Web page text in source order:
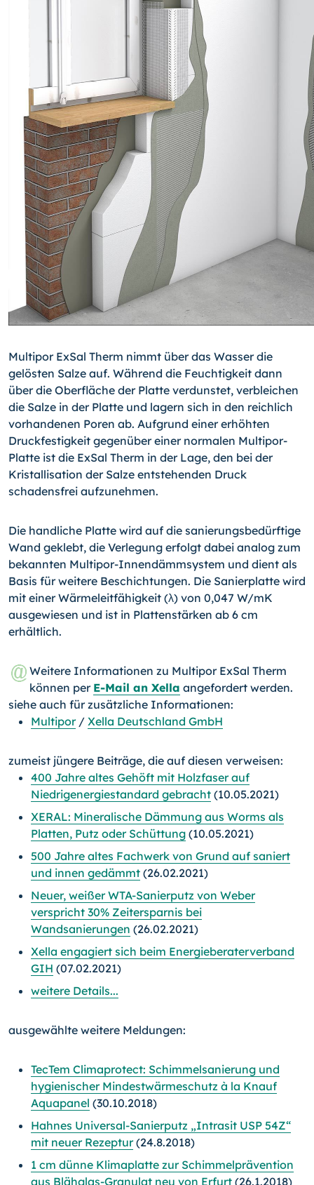
Multipor ExSal Therm nimmt über das Wasser die
gelösten Salze auf. Während die Feuchtigkeit dann
über die Oberfläche der Platte verdunstet, verbleichen
die Salze in der Platte und lagern sich in den reichlich
vorhandenen Poren ab. Aufgrund einer erhöhten
Druckfestigkeit gegenüber einer normalen Multipor-
Platte ist die ExSal Therm in der Lage, den bei der
Kristallisation der Salze entstehenden Druck
schadensfrei aufzunehmen.
Die handliche Platte wird auf die sanierungsbedürftige
Wand geklebt, die Verlegung erfolgt dabei analog zum
bekannten Multipor-Innendämmsystem und dient als
Basis für weitere Beschichtungen. Die Sanierplatte wird
mit einer Wärmeleitfähigkeit (λ) von 0,047 W/mK
ausgewiesen und ist in Plattenstärken ab 6 cm
erhältlich.
Weitere Informationen zu Multipor ExSal Therm
können per E-Mail an Xella angefordert werden.
siehe auch für zusätzliche Informationen:
Multipor/ Xella Deutschland GmbH
zumeist jüngere Beiträge, die auf diesen verweisen:
400 Jahre altes Gehöft mit Holzfaser auf
Niedrigenergiestandard gebracht (10.05.2021)
XERAL: Mineralische Dämmung aus Worms als
Platten, Putz oder Schüttung (10.05.2021)
500 Jahre altes Fachwerk von Grund auf saniert
und innen gedämmt (26.02.2021)
Neuer, weißer WTA-Sanierputz von Weber
verspricht 30% Zeitersparnis bei
Wandsanierungen (26.02.2021)
Xella engagiert sich beim Energieberaterverband
GIH (07.02.2021)
weitere Details...
ausgewählte weitere Meldungen:
TecTem Climaprotect: Schimmelsanierung und
hygienischer Mindestwärmeschutz à la Knauf
Aquapanel (30.10.2018)
Hahnes Universal-Sanierputz „Intrasit USP 54Z“
mit neuer Rezeptur(24.8.2018)
1 cm dünne Klimaplatte zur Schimmelprävention
aus Blähglas-Granulat neu von Erfurt (26.1.2018)